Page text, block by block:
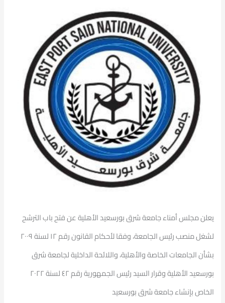
يعلن مجلس أمناء جامعة شرق بورسعيد الأهلية عن فتح باب الترشح
لشغل منصب رئيس الجامعة، وفقا لأحكام القانون رقم ۱۲ لسنة ۲۰۰۹
بشأن الجامعات الخاصة والأهلية، واللائحة الداخلية لجامعة شرق
بورسعيد الأهلية وقرار السيد رئيس الجمهورية رقم ٤٢ لسنة ٢٠٢٢
الخاص بإنشاء جامعة شرق بورسعيد